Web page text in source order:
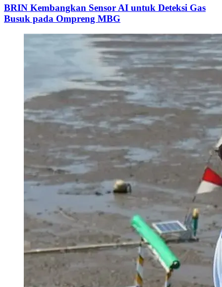
BRIN Kembangkan Sensor AI untuk Deteksi Gas
Busuk pada Ompreng MBG